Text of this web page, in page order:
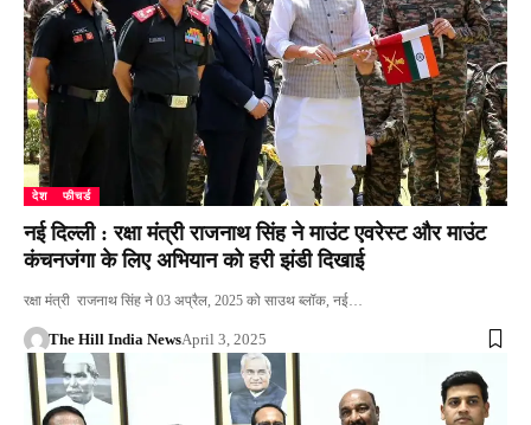
देश फीचर्ड
नई दिल्ली : रक्षा मंत्री राजनाथ सिंह ने माउंट एवरेस्ट और माउंट
कंचनजंगा के लिए अभियान को हरी झंडी दिखाई
रक्षा मंत्री राजनाथ सिंह ने 03 अप्रैल, 2025 को साउथ ब्लॉक, नई…
The Hill India NewsApril 3, 2025